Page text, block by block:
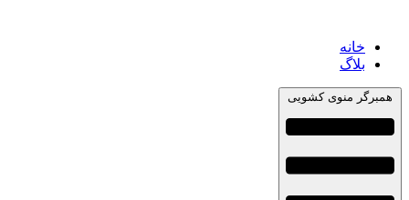
خانه
بلاگ
همبرگر منوی کشویی